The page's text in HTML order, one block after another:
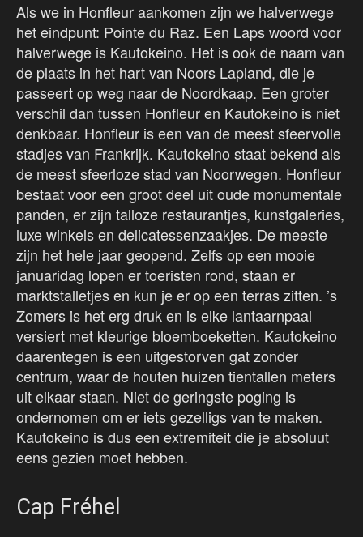
Als we in Honfleur aankomen zijn we halverwege
het eindpunt: Pointe du Raz. Een Laps woord voor
halverwege is Kautokeino. Het is ook de naam van
de plaats in het hart van Noors Lapland, die je
passeert op weg naar de Noordkaap. Een groter
verschil dan tussen Honfleur en Kautokeino is niet
denkbaar. Honfleur is een van de meest sfeervolle
stadjes van Frankrijk. Kautokeino staat bekend als
de meest sfeerloze stad van Noorwegen. Honfleur
bestaat voor een groot deel uit oude monumentale
panden, er zijn talloze restaurantjes, kunstgaleries,
luxe winkels en delicatessenzaakjes. De meeste
zijn het hele jaar geopend. Zelfs op een mooie
januaridag lopen er toeristen rond, staan er
marktstalletjes en kun je er op een terras zitten. ’s
Zomers is het erg druk en is elke lantaarnpaal
versiert met kleurige bloemboeketten. Kautokeino
daarentegen is een uitgestorven gat zonder
centrum, waar de houten huizen tientallen meters
uit elkaar staan. Niet de geringste poging is
ondernomen om er iets gezelligs van te maken.
Kautokeino is dus een extremiteit die je absoluut
eens gezien moet hebben.
Cap Fréhel